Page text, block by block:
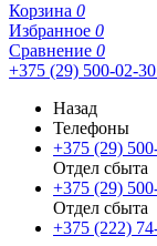
Корзина 0
Избранное 0
Сравнение 0
+375 (29) 500-02-30
Назад
Телефоны
+375 (29)
Отдел сбыта
+375 (29)
Отдел сбыта
+375 (222)